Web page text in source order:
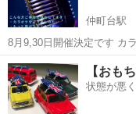
仲町台駅
8月9,30日開催決定です カラオケ×癒し系お姉さん×プチボイトレ💐
癒し系美女ミチコママと一
神奈川 横浜市 仲町
【おも
状態が悪